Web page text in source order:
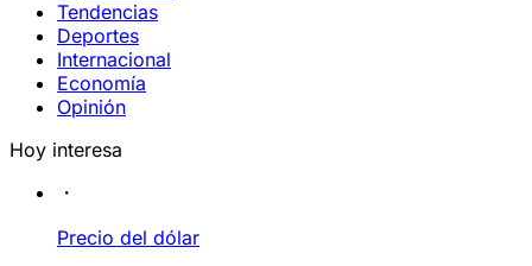
Tendencias
Deportes
Internacional
Economía
Opinión
Hoy interesa
Precio del dólar